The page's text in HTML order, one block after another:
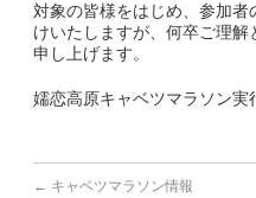
対象の皆様をはじめ、参加
けいたしますが、何卒ご理
申し上げます。
嬬恋高原キャベツマラソン実
← キャベツマラソン情報